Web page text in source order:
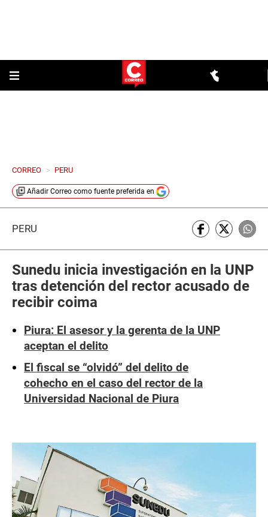
CORREO > PERU
Añadir Correo como fuente preferida en
PERÚ
Sunedu inicia investigación en la UNP
tras detención del rector acusado de
recibir coima
Piura: El asesor y la gerenta de la UNP
aceptan el delito
El fiscal se “olvidó” del delito de
cohecho en el caso del rector de la
Universidad Nacional de Piura